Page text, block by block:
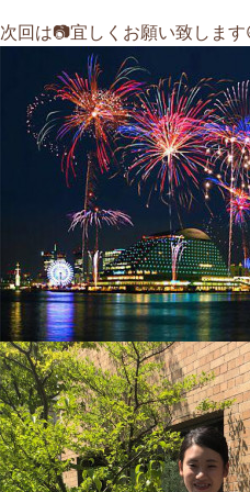
次回は📷宜しくお願い致します